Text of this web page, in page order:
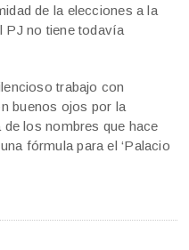
de la elecciones a la
PJ no tiene todavía
trabajo con
buenos ojos por la
los nombres que hace
fórmula para el ‘Palacio